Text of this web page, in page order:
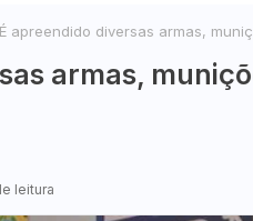
É apreendido diversas armas,
armas,
leitura